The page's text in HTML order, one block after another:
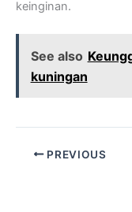
keinginan.
See also
kuningan
PREVIOUS